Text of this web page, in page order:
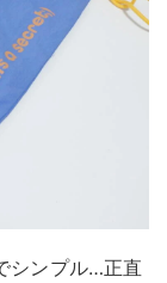
シンプル…正直